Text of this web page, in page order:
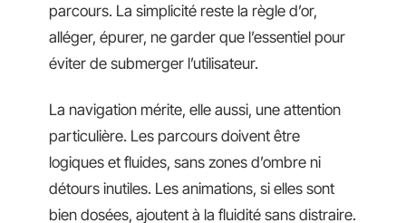
parcours. La simplicité reste la règle d’or,
alléger, épurer, ne garder que l’essentiel pour
éviter de submerger l’utilisateur.
La navigation mérite, elle aussi, une attention
particulière. Les parcours doivent être
logiques et fluides, sans zones d’ombre ni
détours inutiles. Les animations, si elles sont
bien dosées, ajoutent à la fluidité sans distraire.